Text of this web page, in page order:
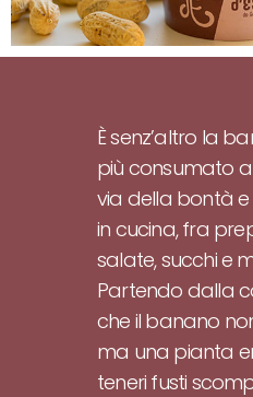
È senz’altro la
più consumato
via della bontà
in cucina, fra
salate, succhi e
Partendo dalla
che il banano
ma una pianta
teneri fusti